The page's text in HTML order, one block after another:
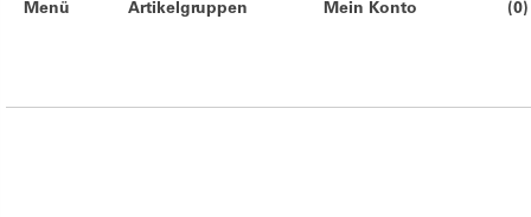
Menü Artikelgruppen Mein Konto